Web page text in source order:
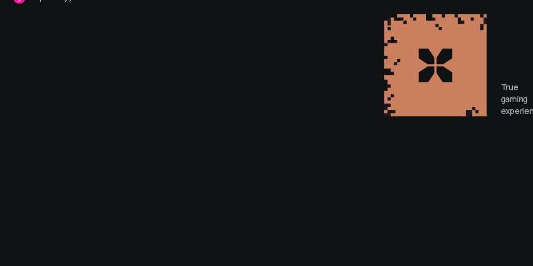
True
gaming